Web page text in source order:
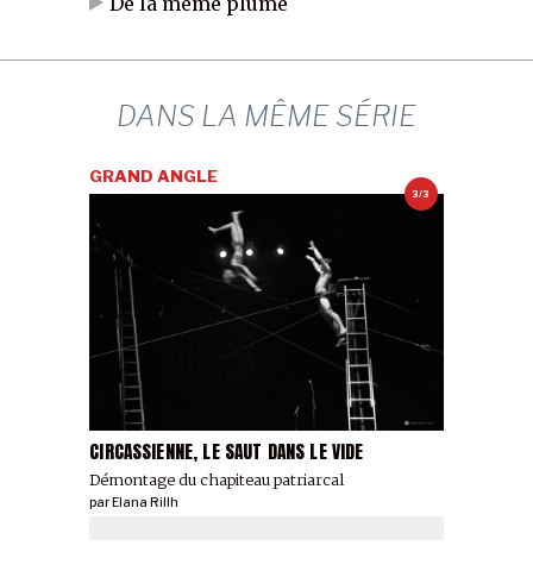
DANS LA MÊME SÉRIE
3/3
CIRCASSIENNE, LE SAUT DANS LE VIDE
Démontage du chapiteau patriarcal
GRAND ANGLE
parElana Rillh